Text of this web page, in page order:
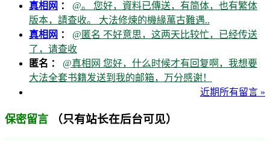
真相网 ： @。 您好，資料已傳送，有简体，也有繁体
版本，請查收。 大法修煉的機緣萬古難遇..
真相网 ： @匿名 不好意思，这两天比较忙，已经传送
了，请查收
匿名 ： @真相网 您好，什么时候才有回复啊，我想要
大法全套书籍发送到我的邮箱，万分感谢！
近期所有留言 »
保密留言 （只有站长在后台可见）